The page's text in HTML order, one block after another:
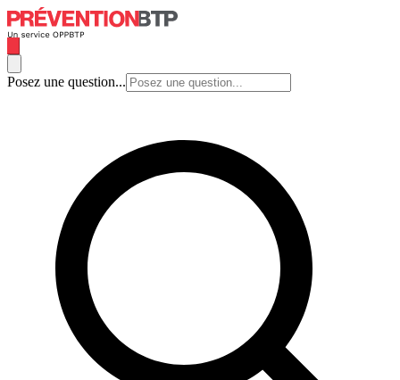
Posez une question...